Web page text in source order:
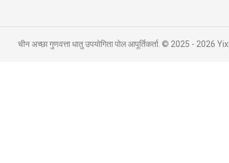
चीन अच्छा गुणवत्ता धातु उपयोगिता पोल आपूर्तिकर्ता. © 2025 -